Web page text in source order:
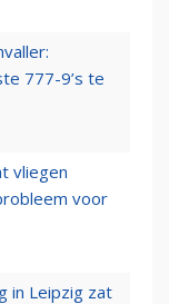
777-9’s te
vliegen
voor
in Leipzig zat